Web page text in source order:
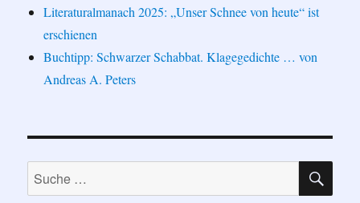
Literaturalmanach 2025: „Unser Schnee von heute“ ist
erschienen
Buchtipp: Schwarzer Schabbat. Klagegedichte … von
Andreas A. Peters
Suche
nach: